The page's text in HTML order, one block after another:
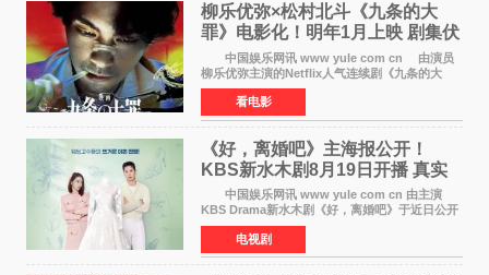
柳乐优弥×松村北斗《九条的大
罪》电影化！明年1月上映 剧集伏
笔将全面揭晓
中国娱乐网讯 www yule com cn 由演员
柳乐优弥主演的Netflix人气连续剧《九条的大
罪》正式宣布改编为电影，将于明年1月8日全国
上映。柳乐优弥与SixTONES松村北斗再度联
手，为观众带来这部
看电影
《好，离婚吧》主海报公开！
KBS新水木剧8月19日开播 真实
离婚体验记来袭
中国娱乐网讯 www yule com cn 由主演
KBS Drama新水木剧《好，离婚吧》于近日公开
主海报，正式进入开播倒计时。 海报中，男
女主角背对背站立，各自望向不同方向，中央的
空白与冷漠的表情
电视剧